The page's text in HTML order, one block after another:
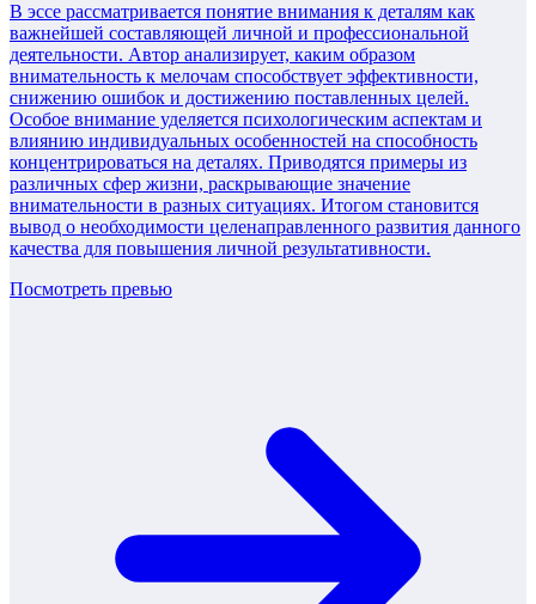
В эссе рассматривается понятие внимания к деталям как
важнейшей составляющей личной и профессиональной
деятельности. Автор анализирует, каким образом
внимательность к мелочам способствует эффективности,
снижению ошибок и достижению поставленных целей.
Особое внимание уделяется психологическим аспектам и
влиянию индивидуальных особенностей на способность
концентрироваться на деталях. Приводятся примеры из
различных сфер жизни, раскрывающие значение
внимательности в разных ситуациях. Итогом становится
вывод о необходимости целенаправленного развития данного
качества для повышения личной результативности.
Посмотреть превью